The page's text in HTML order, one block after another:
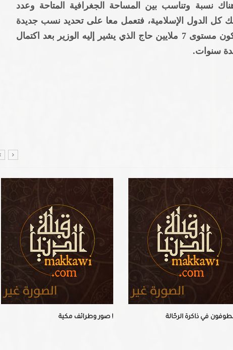
هناك نسبة وتناسب بين المساحة الجغرافية المتاحة وعدد
كل الدول الإسلامية، فتعمل معا على تحديد نسب جديدة
يسمح بها المكان والزمان، وقد يكون مستوى 7 ملايين حاج الذي يشير إليه الوزير بعد اكتمال
سنوات.
صور وطرائف مكية ! في ذاكرة الرحّالة